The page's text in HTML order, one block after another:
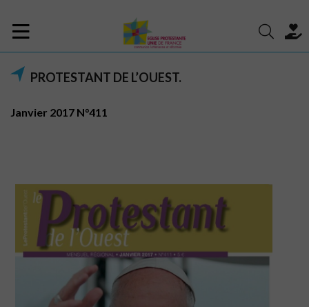
PROTESTANT DE L’OUEST.
Janvier 2017 N°411